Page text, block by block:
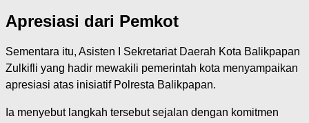
Apresiasi dari Pemkot
Sementara itu, Asisten I Sekretariat Daerah Kota Balikpapan
Zulkifli yang hadir mewakili pemerintah kota menyampaikan
apresiasi atas inisiatif Polresta Balikpapan.
Ia menyebut langkah tersebut sejalan dengan komitmen